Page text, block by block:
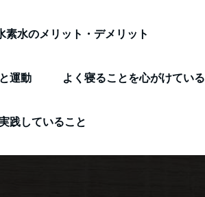
素水のメリット・デメリット
運動 よく寝ることを心がけている
践していること